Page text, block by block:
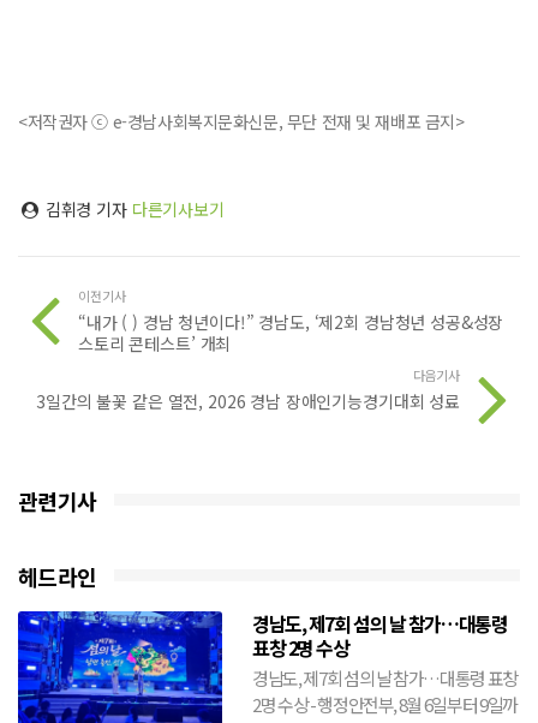
<저작권자 ⓒ e-경남사회복지문화신문, 무단 전재 및 재배포 금지>
김휘경 기자 다른기사보기
이전기사
“내가 ( ) 경남 청년이다!” 경남도, ‘제2회 경남청년 성공&성장
스토리 콘테스트’ 개최
다음기사
3일간의 불꽃 같은 열전, 2026 경남 장애인기능경기대회 성료
관련기사
헤드라인
경남도, 제7회 섬의 날 참가…대통령
표창 2명 수상
경남도, 제7회 섬의 날 참가…대통령 표창
2명 수상 - 행정안전부, 8월 6일부터 9일까